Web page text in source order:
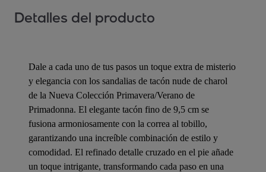
Detalles del producto
Dale a cada uno de tus pasos un toque extra de misterio
y elegancia con los sandalias de tacón nude de charol
de la Nueva Colección Primavera/Verano de
Primadonna. El elegante tacón fino de 9,5 cm se
fusiona armoniosamente con la correa al tobillo,
garantizando una increíble combinación de estilo y
comodidad. El refinado detalle cruzado en el pie añade
un toque intrigante, transformando cada paso en una